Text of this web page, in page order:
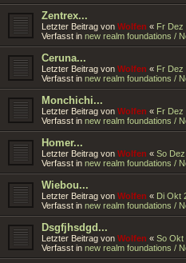
Zentrex...
Letzter Beitrag von Wolfen « Fr Dez
Verfasst in new realm foundations /
Ceruna...
Letzter Beitrag von Wolfen « Fr Dez
Verfasst in new realm foundations /
Monchichi...
Letzter Beitrag von Wolfen « Fr Dez
Verfasst in new realm foundations /
Homer...
Letzter Beitrag von Wolfen « So
Verfasst in new realm foundations /
Wiebou...
Letzter Beitrag von Wolfen « Di Okt
Verfasst in new realm foundations /
Dsgfjhsdgd...
Letzter Beitrag von Wolfen « So Okt
Verfasst in new realm foundations /